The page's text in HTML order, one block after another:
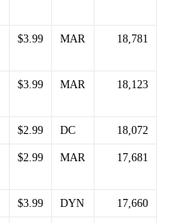
$3.99 MAR 18,781
$3.99 MAR 18,123
$2.99 DC 18,072
$2.99 MAR 17,681
$3.99 DYN 17,660